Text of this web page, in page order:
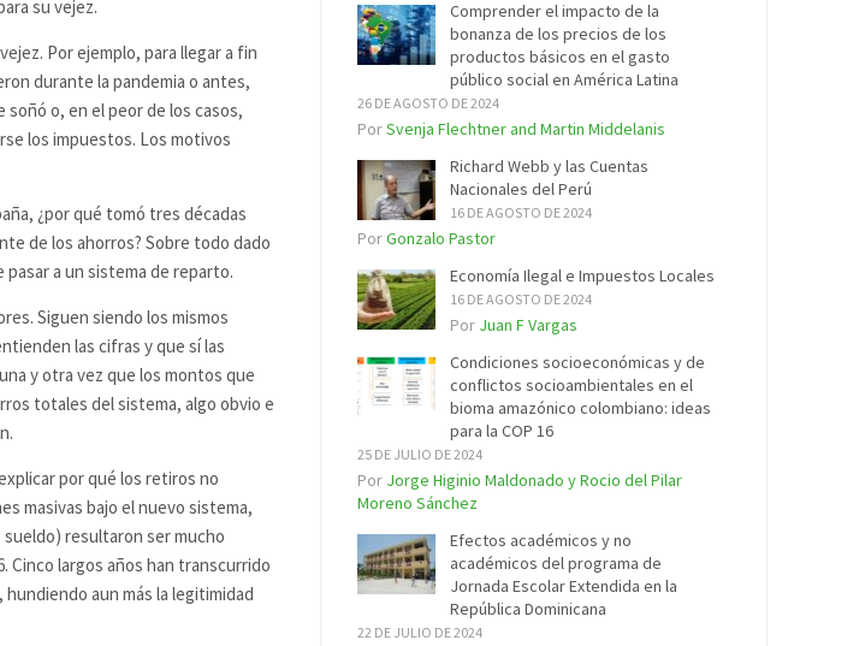
su vejez.
Por ejemplo, para llegar a fin
durante la pandemia o antes,
o, en el peor de los casos,
los impuestos. Los motivos
¿por qué tomó tres décadas
de los ahorros? Sobre todo dado
a un sistema de reparto.
Siguen siendo los mismos
las cifras y que sí las
y otra vez que los montos que
totales del sistema, algo obvio e
por qué los retiros no
masivas bajo el nuevo sistema,
resultaron ser mucho
Cinco largos años han transcurrido
aun más la legitimidad
Comprender el impacto de la
bonanza de los precios de los
productos básicos en el gasto
público social en América Latina
26 DE AGOSTO DE 2024
PorSvenja Flechtner and Martin Middelanis
Richard Webb y las Cuentas
Nacionales del Perú
16 DE AGOSTO DE 2024
PorGonzalo Pastor
Economía Ilegal e Impuestos Locales
16 DE AGOSTO DE 2024
Por Juan F Vargas
Condiciones socioeconómicas y de
conflictos socioambientales en el
bioma amazónico colombiano: ideas
para la COP 16
25 DE JULIO DE 2024
Por Jorge Higinio Maldonado y Rocio del Pilar
Moreno Sánchez
Efectos académicos y no
académicos del programa de
Jornada Escolar Extendida en la
República Dominicana
22 DE JULIO DE 2024